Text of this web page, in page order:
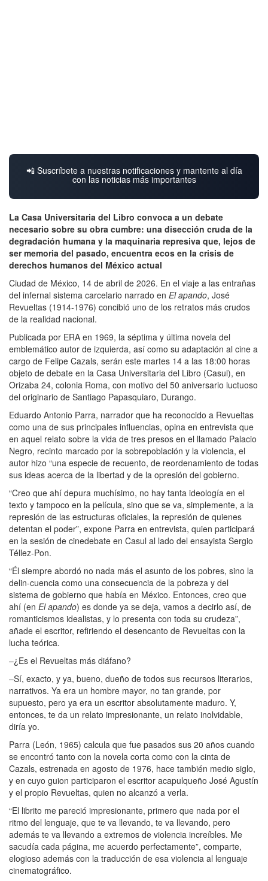
📲 Suscríbete a nuestras notificaciones y mantente al día
con las noticias más importantes
La Casa Universitaria del Libro convoca a un debate
necesario sobre su obra cumbre: una disección cruda de la
degradación humana y la maquinaria represiva que, lejos de
ser memoria del pasado, encuentra ecos en la crisis de
derechos humanos del México actual
Ciudad de México, 14 de abril de 2026. En el viaje a las entrañas
del infernal sistema carcelario narrado en El apando, José
Revueltas (1914-1976) concibió uno de los retratos más crudos
de la realidad nacional.
Publicada por ERA en 1969, la séptima y última novela del
emblemático autor de izquierda, así como su adaptación al cine a
cargo de Felipe Cazals, serán este martes 14 a las 18:00 horas
objeto de debate en la Casa Universitaria del Libro (Casul), en
Orizaba 24, colonia Roma, con motivo del 50 aniversario luctuoso
del originario de Santiago Papasquiaro, Durango.
Eduardo Antonio Parra, narrador que ha reconocido a Revueltas
como una de sus principales influencias, opina en entrevista que
en aquel relato sobre la vida de tres presos en el llamado Palacio
Negro, recinto marcado por la sobrepoblación y la violencia, el
autor hizo “una especie de recuento, de reordenamiento de todas
sus ideas acerca de la libertad y de la opresión del gobierno.
“Creo que ahí depura muchísimo, no hay tanta ideología en el
texto y tampoco en la película, sino que se va, simplemente, a la
represión de las estructuras oficiales, la represión de quienes
detentan el poder”, expone Parra en entrevista, quien participará
en la sesión de cinedebate en Casul al lado del ensayista Sergio
Téllez-Pon.
“Él siempre abordó no nada más el asunto de los pobres, sino la
delin-cuencia como una consecuencia de la pobreza y del
sistema de gobierno que había en México. Entonces, creo que
ahí (en El apando) es donde ya se deja, vamos a decirlo así, de
romanticismos idealistas, y lo presenta con toda su crudeza”,
añade el escritor, refiriendo el desencanto de Revueltas con la
lucha teórica.
–¿Es el Revueltas más diáfano?
–Sí, exacto, y ya, bueno, dueño de todos sus recursos literarios,
narrativos. Ya era un hombre mayor, no tan grande, por
supuesto, pero ya era un escritor absolutamente maduro. Y,
entonces, te da un relato impresionante, un relato inolvidable,
diría yo.
Parra (León, 1965) calcula que fue pasados sus 20 años cuando
se encontró tanto con la novela corta como con la cinta de
Cazals, estrenada en agosto de 1976, hace también medio siglo,
y en cuyo guion participaron el escritor acapulqueño José Agustín
y el propio Revueltas, quien no alcanzó a verla.
“El librito me pareció impresionante, primero que nada por el
ritmo del lenguaje, que te va llevando, te va llevando, pero
además te va llevando a extremos de violencia increíbles. Me
sacudía cada página, me acuerdo perfectamente”, comparte,
elogioso además con la traducción de esa violencia al lenguaje
cinematográfico.